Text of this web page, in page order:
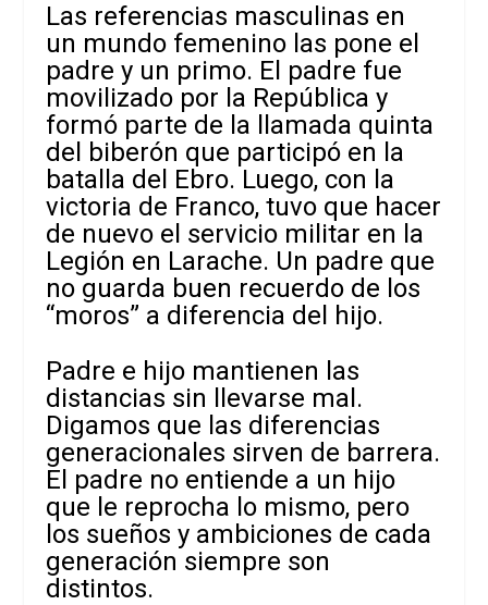
Las referencias masculinas en
un mundo femenino las pone el
padre y un primo. El padre fue
movilizado por la República y
formó parte de la llamada quinta
del biberón que participó en la
batalla del Ebro. Luego, con la
victoria de Franco, tuvo que hacer
de nuevo el servicio militar en la
Legión en Larache. Un padre que
no guarda buen recuerdo de los
“moros” a diferencia del hijo.
Padre e hijo mantienen las
distancias sin llevarse mal.
Digamos que las diferencias
generacionales sirven de barrera.
El padre no entiende a un hijo
que le reprocha lo mismo, pero
los sueños y ambiciones de cada
generación siempre son
distintos.